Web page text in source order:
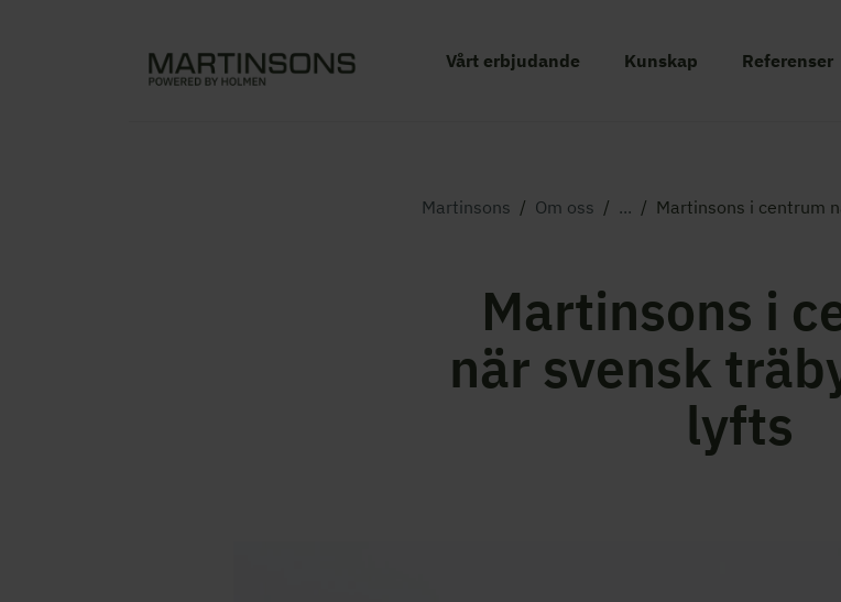
Vårt erbjudande Kunskap Referenser
Martinsons / Om oss / ... / Martinsons i centrum
Martinsons i
när svensk
lyfts